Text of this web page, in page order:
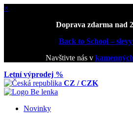
×
Doprava zdarma nad
Back to School –
Navštivte nás v
Letní výprodej %
CZ / CZK
Novinky